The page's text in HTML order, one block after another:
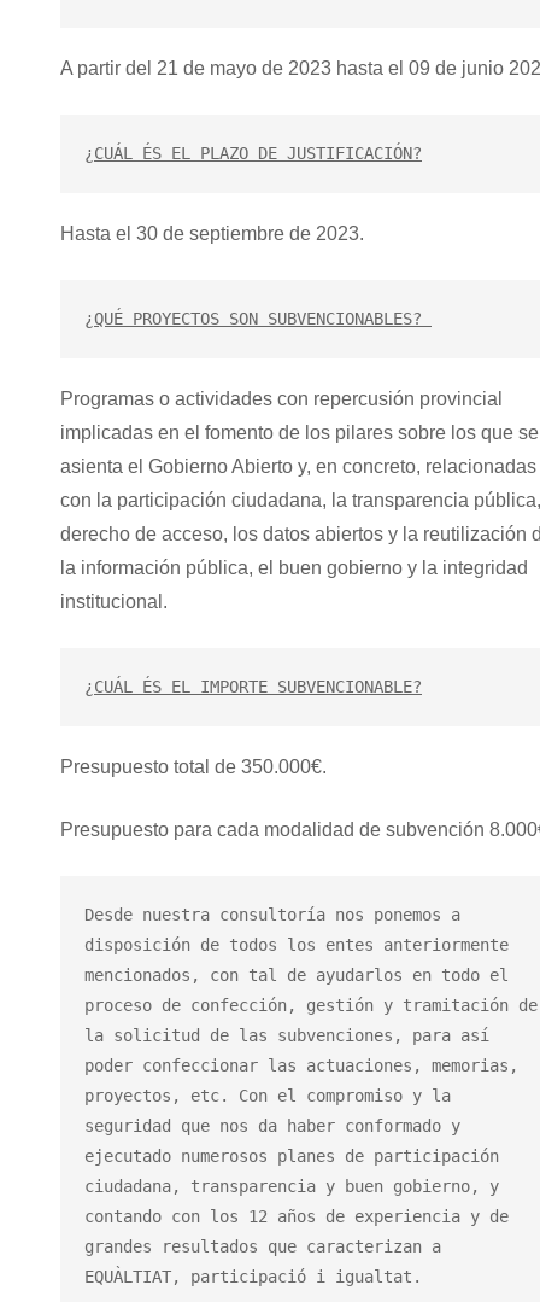
A partir del 21 de mayo de 2023 hasta el 09 de junio
¿CUÁL ÉS EL PLAZO DE JUSTIFICACIÓN?
Hasta el 30 de septiembre de 2023.
¿QUÉ PROYECTOS SON SUBVENCIONABLES?
Programas o actividades con repercusión provincial
implicadas en el fomento de los pilares sobre los que se
asienta el Gobierno Abierto y, en concreto, relacionadas
con la participación ciudadana, la transparencia
derecho de acceso, los datos abiertos y la reutilización
la información pública, el buen gobierno y la integridad
institucional.
¿CUÁL ÉS EL IMPORTE SUBVENCIONABLE?
Presupuesto total de 350.000€.
Presupuesto para cada modalidad de subvención
Desde nuestra consultoría nos ponemos a
disposición de todos los entes anteriormente
mencionados, con tal de ayudarlos en todo el
proceso de confección, gestión y tramitación de
la solicitud de las subvenciones, para así
poder confeccionar las actuaciones, memorias,
proyectos, etc. Con el compromiso y la
seguridad que nos da haber conformado y
ejecutado numerosos planes de participación
ciudadana, transparencia y buen gobierno, y
contando con los 12 años de experiencia y de
grandes resultados que caracterizan a
EQUÀLTIAT, participació i igualtat.